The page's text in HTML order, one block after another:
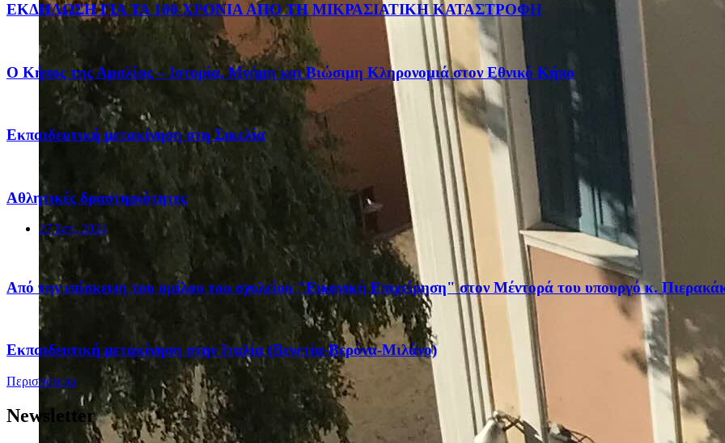
ΕΚΔΗΛΩΣΗ ΓΙΑ ΤΑ 100 ΧΡΟΝΙΑ ΑΠΟ ΤΗ ΜΙΚΡΑΣΙΑΤΙΚΗ ΚΑΤΑΣΤΡΟΦΗ
Ο Κήπος της Αμαλίας – Ιστορία, Μνήμη και Βιώσιμη Κληρονομιά στον Εθνικό Κήπο
Eκπαιδευτική μετακίνηση στη Σικελία
Αθλητικές δραστηριότητες
27 Σεπ, 2024
Από την επίσκεψη του ομίλου του σχολείου "Εικονική Επιχείρηση" στον Μέντορά του υπουργό κ.
Eκπαιδευτική μετακίνηση στην Ιταλία (Βενετία-Βερόνα-Μιλάνο)
Περισσότερα
Newsletter